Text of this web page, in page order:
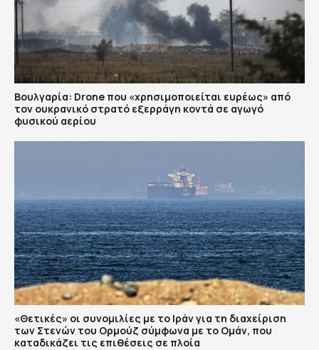
Βουλγαρία: Drone που «χρησιμοποιείται ευρέως» από
τον ουκρανικό στρατό εξερράγη κοντά σε αγωγό
φυσικού αερίου
«Θετικές» οι συνομιλίες με το Ιράν για τη διαχείριση
των Στενών του Ορμούζ σύμφωνα με το Ομάν, που
καταδικάζει τις επιθέσεις σε πλοία